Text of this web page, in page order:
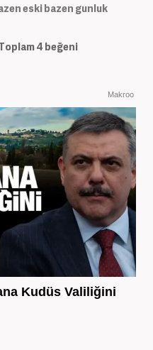
eski bazen gunluk
4 beğeni
Makroo
Kudüs Valiliğini